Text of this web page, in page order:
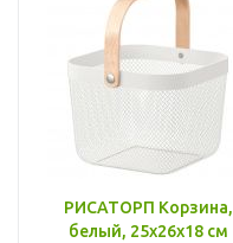
РИСАТОРП Корзина,
белый, 25x26x18 см